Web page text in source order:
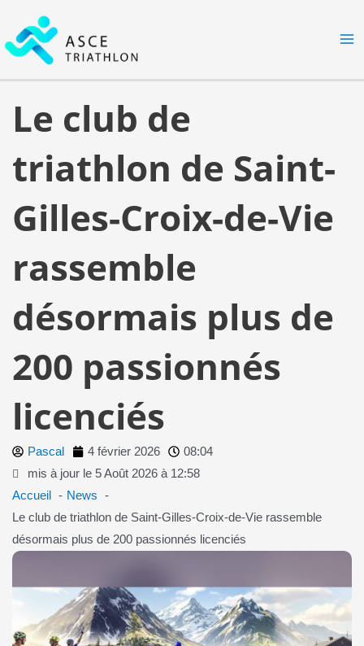
contenu
Le club de
triathlon de Saint-
Gilles-Croix-de-Vie
rassemble
désormais plus de
200 passionnés
licenciés
Pascal 4 février 2026
08:04
mis à jour le 5 Août 2026 à 12:58
Accueil
News
Le club de triathlon de Saint-Gilles-Croix-de-Vie rassemble
désormais plus de 200 passionnés licenciés